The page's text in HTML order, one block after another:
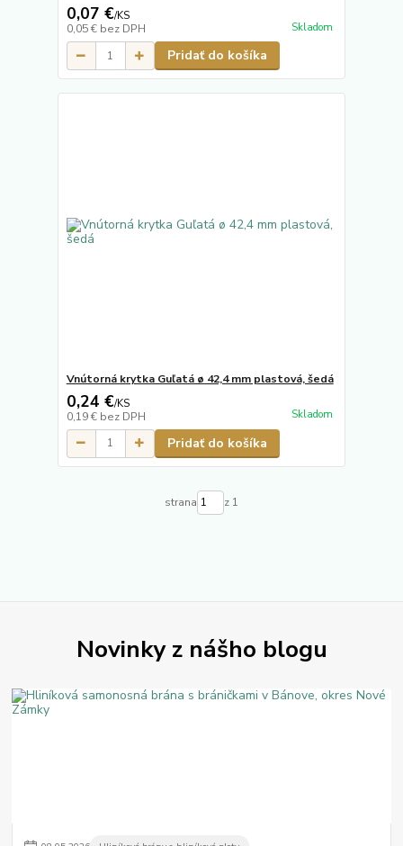
0,07 €/KS
0,05 € bez DPH Skladom
Pridať do košíka
Vnútorná krytka Guľatá ø 42,4 mm plastová, šedá
0,24 €/KS
0,19 € bez DPH Skladom
Pridať do košíka
strana z 1
Novinky z nášho blogu